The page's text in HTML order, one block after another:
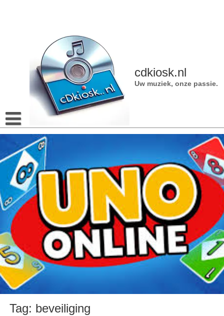
cdkiosk.nl
Uw muziek, onze passie.
Tag: beveiliging